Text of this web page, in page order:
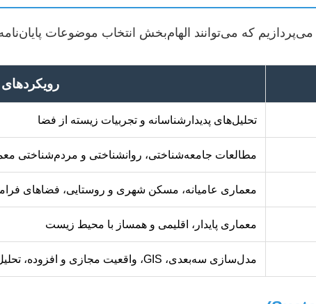
که می‌توانند الهام‌بخش انتخاب موضوعات
تحلیل‌های پدیدارشناسانه و تجربیات زیسته از فضا
مطالعات جامعه‌شناختی، روانشناختی و مردم‌شناختی
معماری عامیانه، مسکن شهری و روستایی، فضاهای
معماری پایدار، اقلیمی و همساز با محیط زیست
مدل‌سازی سه‌بعدی، GIS، واقعیت مجازی و افزوده، تحلیل داده‌های بزرگ